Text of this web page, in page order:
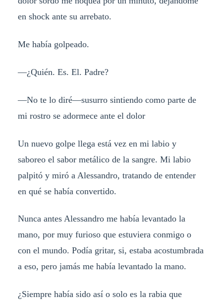
en shock ante su arrebato.
Me había golpeado.
—¿Quién. Es. El. Padre?
—No te lo diré—susurro sintiendo como parte de
mi rostro se adormece ante el dolor
Un nuevo golpe llega está vez en mi labio y
saboreo el sabor metálico de la sangre. Mi labio
palpitó y miró a Alessandro, tratando de entender
en qué se había convertido.
Nunca antes Alessandro me había levantado la
mano, por muy furioso que estuviera conmigo o
con el mundo. Podía gritar, si, estaba acostumbrada
a eso, pero jamás me había levantado la mano.
¿Siempre había sido así o solo es la rabia que